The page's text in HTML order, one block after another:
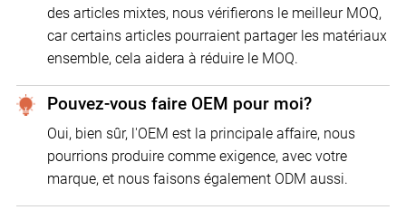
des articles mixtes, nous vérifierons le meilleur MOQ,
car certains articles pourraient partager les matériaux
ensemble, cela aidera à réduire le MOQ.
Pouvez-vous faire OEM pour moi?
Oui, bien sûr, l'OEM est la principale affaire, nous
pourrions produire comme exigence, avec votre
marque, et nous faisons également ODM aussi.